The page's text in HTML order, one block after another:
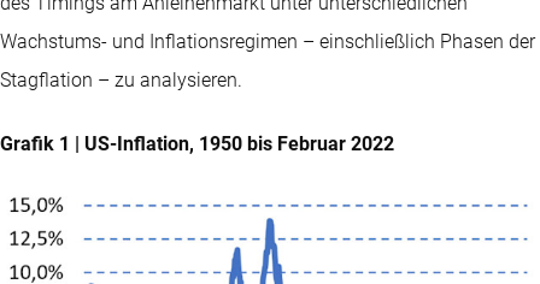
Wachstums- und Inflationsregimen – einschließlich Phasen der
Stagflation – zu analysieren.
Grafik 1 | US-Inflation, 1950 bis Februar 2022